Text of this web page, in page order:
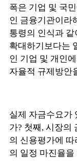
폭은 기업 및 국
인 금융기관이라
통령의 인식과
확대하기보다는
인 기업 및 개인
자율적 규제방안
실제 자금수요가
가? 첫째, 시장의
의 신용평가에
의 일정 마진율